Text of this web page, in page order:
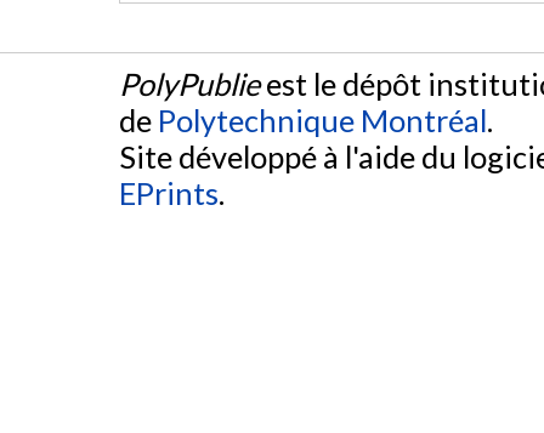
PolyPublieest le dépôt
de Polytechnique Montréal.
Site développé à l'aide du
EPrints.